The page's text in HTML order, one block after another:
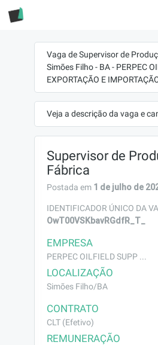
Vaga de Supervisor de
Simões Filho - BA - PERPEC
EXPORTAÇÃO E
Veja a descrição da vaga e
Supervisor de
Fábrica
Postada em 1 de julho de
IDENTIFICADOR ÚNICO DA
OwT00VSKbavRGdfR_T_
EMPRESA
PERPEC OILFIELD SUPP ...
LOCALIZAÇÃO
Simões Filho/BA
CONTRATO
CLT (Efetivo)
REMUNERAÇÃO